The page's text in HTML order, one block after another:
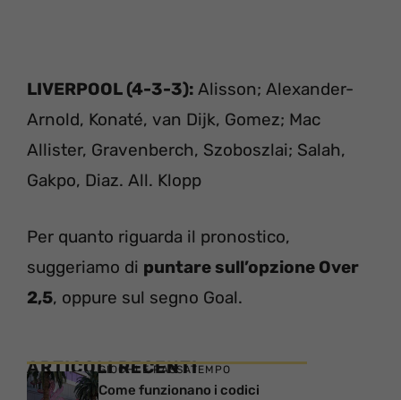
LIVERPOOL (4-3-3): Alisson; Alexander-
Arnold, Konaté, van Dijk, Gomez; Mac
Allister, Gravenberch, Szoboszlai; Salah,
Gakpo, Diaz. All. Klopp
Per quanto riguarda il pronostico,
suggeriamo di puntare sull’opzione Over
2,5, oppure sul segno Goal.
ARTICOLI RECENTI
GIOCHI E PASSATEMPO
Come funzionano i codici